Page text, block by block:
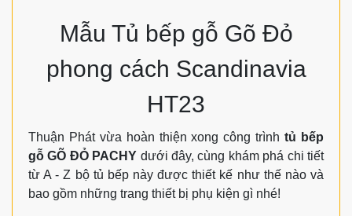
Mẫu Tủ bếp gỗ Gõ Đỏ
phong cách Scandinavia
HT23
Thuận Phát vừa hoàn thiện xong công trìnhtủ bếp
gỗ GÕ ĐỎ PACHY dưới đây, cùng khám phá chi tiết
từ A - Z bộ tủ bếp này được thiết kế như thế nào và
bao gồm những trang thiết bị phụ kiện gì nhé!